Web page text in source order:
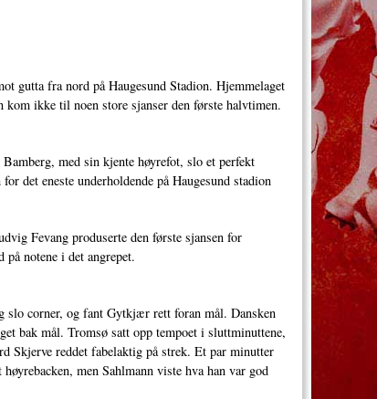
gutta fra nord på Haugesund Stadion. Hjemmelaget
ikke til noen store sjanser den første halvtimen.
med sin kjente høyrefot, slo et perfekt
det eneste underholdende på Haugesund stadion
Fevang produserte den første sjansen for
notene i det angrepet.
slo corner, og fant Gytkjær rett foran mål. Dansken
bak mål. Tromsø satt opp tempoet i sluttminuttene,
Skjerve reddet fabelaktig på strek. Et par minutter
men Sahlmann viste hva han var god